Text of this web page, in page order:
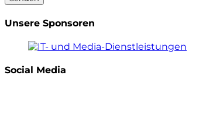
Unsere Sponsoren
Social Media